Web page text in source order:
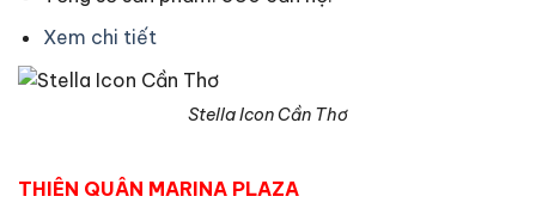
Xem chi tiết
Stella Icon Cần Thơ
THIÊN QUÂN MARINA PLAZA